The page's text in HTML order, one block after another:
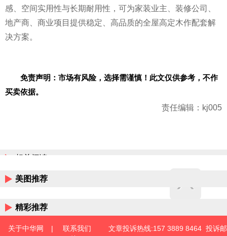
感、空间实用性与长期耐用性，可为家装业主、装修公司、
地产商、商业项目提供稳定、高品质的全屋高定木作配套解
决方案。
免责声明：市场有风险，选择需谨慎！此文仅供参考，不作
买卖依据。
责任编辑：kj005
相关阅读
美图推荐
精彩推荐
关于中华网 | 联系我们
文章投诉热线:157 3889 8464 投诉邮